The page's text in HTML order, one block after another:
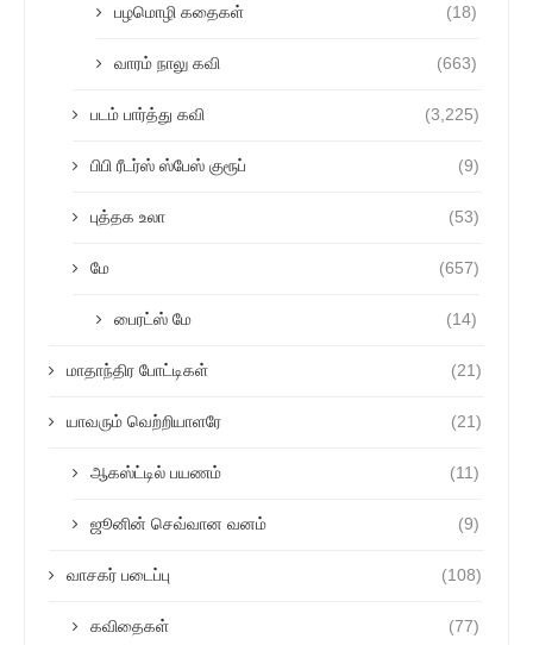
பழமொழி கதைகள் (18)
வாரம் நாலு கவி (663)
படம் பார்த்து கவி (3,225)
பிபி ரீடர்ஸ் ஸ்பேஸ் குரூப் (9)
புத்தக உலா (53)
மே (657)
பைரட்ஸ் மே (14)
மாதாந்திர போட்டிகள் (21)
யாவரும் வெற்றியாளரே (21)
ஆகஸ்ட்டில் பயணம் (11)
ஜூனின் செவ்வான வனம் (9)
வாசகர் படைப்பு (108)
கவிதைகள் (77)